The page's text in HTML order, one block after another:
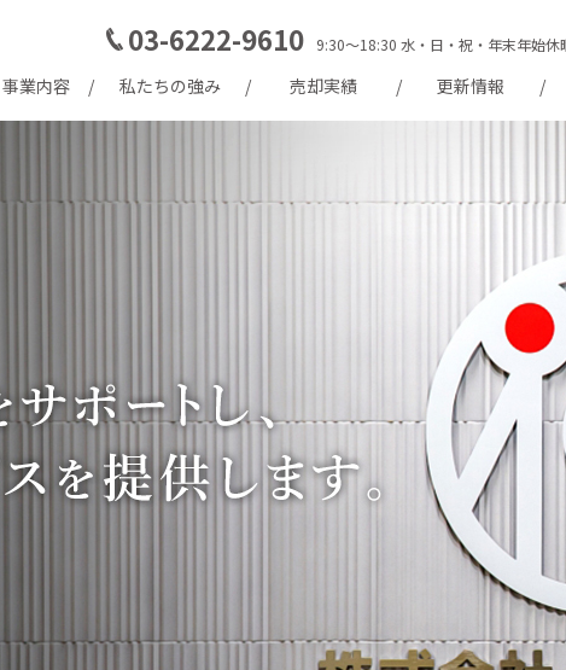
03-6222-9610 9:30～18:30 水・日・祝・年末年始休
事業内容 私たちの強み 売却実績 更新情報